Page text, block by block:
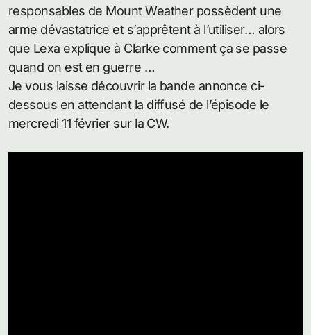
responsables de Mount Weather possèdent une
arme dévastatrice et s’apprêtent à l’utiliser… alors
que Lexa explique à Clarke comment ça se passe
quand on est en guerre …
Je vous laisse découvrir la bande annonce ci-
dessous en attendant la diffusé de l’épisode le
mercredi 11 février sur la CW.